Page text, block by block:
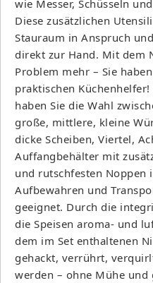
wie Messer, Schüsseln
Diese zusätzlichen
Stauraum in Anspruch
direkt zur Hand. Mit dem
Problem mehr – Sie
praktischen
haben Sie die Wahl
große, mittlere, kleine
dicke Scheiben, Viertel,
Auffangbehälter mit
und rutschfesten Noppen
Aufbewahren und
geeignet. Durch die
die Speisen aroma- und
dem im Set enthaltenen
gehackt, verrührt,
werden – ohne Mühe und